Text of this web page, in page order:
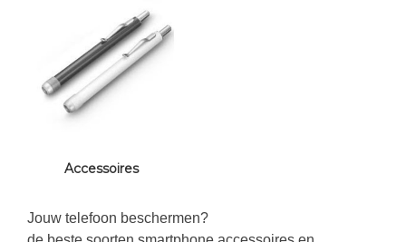
Accessoires
Jouw telefoon beschermen?